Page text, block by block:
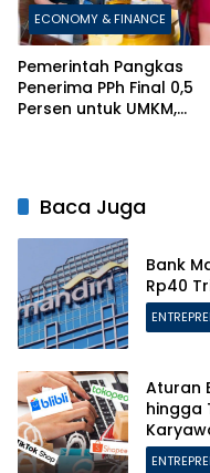
ECONOMY & FINANCE
Pemerintah Pangkas
Penerima PPh Final 0,5
Persen untuk UMKM,
Baca Juga
Bank
Rp40
Aturan
hingga